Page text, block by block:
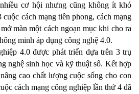
cơ hội nhưng cũng không ít khó
cuộc cách mạng tiên phong, cách mạng
màn một cách ngoạn mục khi cho ra
minh áp dụng công nghệ 4.0.
4.0 được phát triển dựa trên 3 trụ
nghệ sinh học và kỹ thuật số. Kết hợp
cao chất lượng cuộc sống cho con
cách mạng công nghiệp lần thứ 4 đã